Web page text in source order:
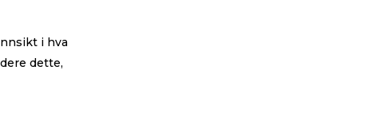
i hva
dette,